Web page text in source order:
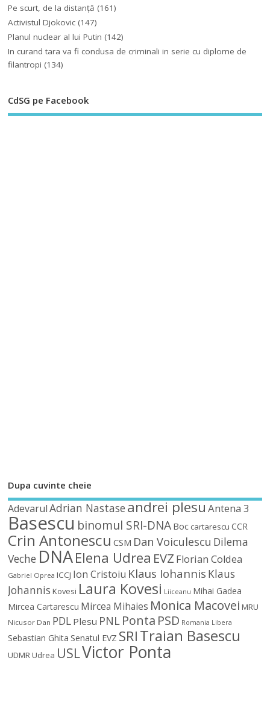
Pe scurt, de la distanță (161)
Activistul Djokovic (147)
Planul nuclear al lui Putin (142)
In curand tara va fi condusa de criminali in serie cu diplome de
filantropi (134)
CdSG pe Facebook
Dupa cuvinte cheie
Adevarul Adrian Nastaseandrei plesuAntena 3
Basescu binomul SRI-DNA Boc cartarescu CCR
Crin Antonescu CSM Dan Voiculescu Dilema
Veche DNAElena Udrea EVZ Florian Coldea
Gabriel Oprea ICCJ Ion Cristoiu Klaus Iohannis Klaus
Johannis Kovesi Laura Kovesi Liiceanu Mihai Gadea
Mircea Cartarescu Mircea Mihaies Monica Macovei MRU
Nicusor Dan PDL Plesu PNL Ponta PSD Romania Libera
Sebastian Ghita Senatul EVZ SRITraian Basescu
UDMRUdrea USLVictor Ponta